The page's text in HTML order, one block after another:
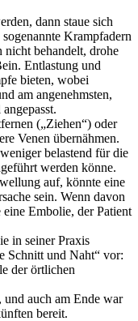
dann staue sich
Krampfadern
nicht behandelt, drohe
Entlastung und
bieten, wobei
am angenehmsten,
(„Ziehen“) oder
Venen übernähmen.
belastend für die
werden könne.
auf, könnte eine
sein. Wenn davon
Embolie, der Patient
in seiner Praxis
Schnitt und Naht“ vor:
der örtlichen
auch am Ende war
bereit.